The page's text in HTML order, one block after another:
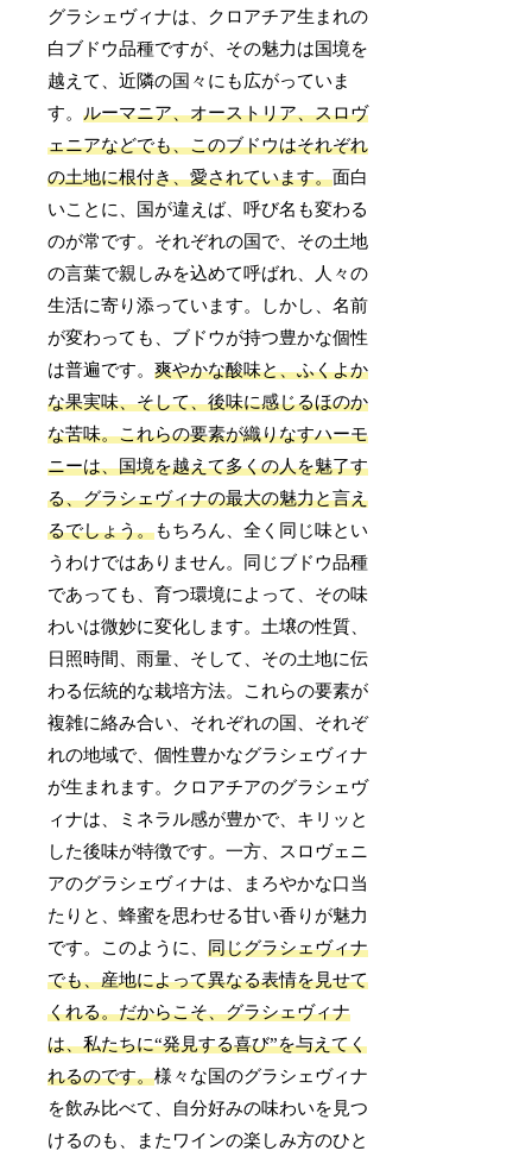
グラシェヴィナは、クロアチア生まれの
白ブドウ品種ですが、その魅力は国境を
越えて、近隣の国々にも広がっていま
す。ルーマニア、オーストリア、スロヴ
ェニアなどでも、このブドウはそれぞれ
の土地に根付き、愛されています。面白
いことに、国が違えば、呼び名も変わる
のが常です。それぞれの国で、その土地
の言葉で親しみを込めて呼ばれ、人々の
生活に寄り添っています。しかし、名前
が変わっても、ブドウが持つ豊かな個性
は普遍です。爽やかな酸味と、ふくよか
な果実味、そして、後味に感じるほのか
な苦味。これらの要素が織りなすハーモ
ニーは、国境を越えて多くの人を魅了す
る、グラシェヴィナの最大の魅力と言え
るでしょう。もちろん、全く同じ味とい
うわけではありません。同じブドウ品種
であっても、育つ環境によって、その味
わいは微妙に変化します。土壌の性質、
日照時間、雨量、そして、その土地に伝
わる伝統的な栽培方法。これらの要素が
複雑に絡み合い、それぞれの国、それぞ
れの地域で、個性豊かなグラシェヴィナ
が生まれます。クロアチアのグラシェヴ
ィナは、ミネラル感が豊かで、キリッと
した後味が特徴です。一方、スロヴェニ
アのグラシェヴィナは、まろやかな口当
たりと、蜂蜜を思わせる甘い香りが魅力
です。このように、同じグラシェヴィナ
でも、産地によって異なる表情を見せて
くれる。だからこそ、グラシェヴィナ
は、私たちに“発見する喜び”を与えてく
れるのです。様々な国のグラシェヴィナ
を飲み比べて、自分好みの味わいを見つ
けるのも、またワインの楽しみ方のひと